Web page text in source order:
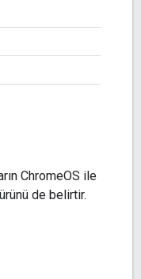
ChromeOS ile
de belirtir.